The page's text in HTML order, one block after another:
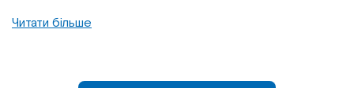
Читати більше